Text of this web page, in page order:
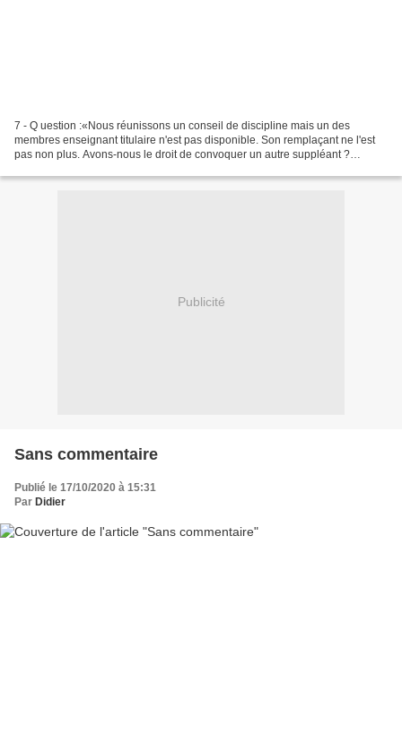
7 - Q uestion :«Nous réunissons un conseil de discipline mais un des
membres enseignant titulaire n'est pas disponible. Son remplaçant ne l'est
pas non plus. Avons-nous le droit de convoquer un autre suppléant ?
Publicité
Sans commentaire
Publié le 17/10/2020 à 15:31
Par Didier